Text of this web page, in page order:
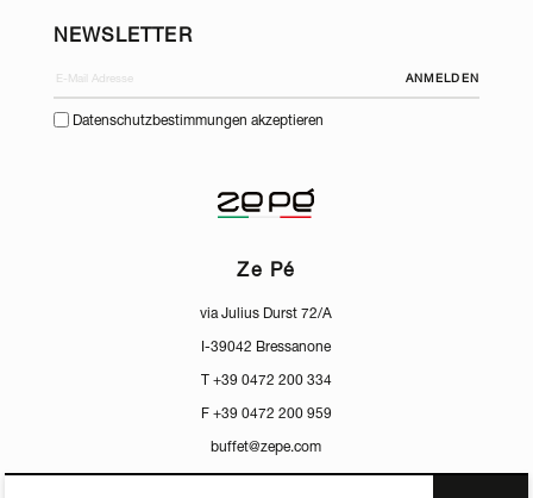
NEWSLETTER
ANMELDEN
Datenschutzbestimmungen akzeptieren
Ze Pé
via Julius Durst 72/A
I-39042 Bressanone
T +39 0472 200 334
F +39 0472 200 959
buffet@zepe.com